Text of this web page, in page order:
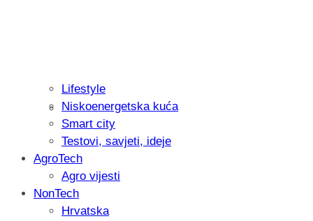
Recenzija: Philips All-in-One Trimmer
muškarcu
Lifestyle
Niskoenergetska kuća
Smart city
Testovi, savjeti, ideje
AgroTech
Agro vijesti
NonTech
Hrvatska